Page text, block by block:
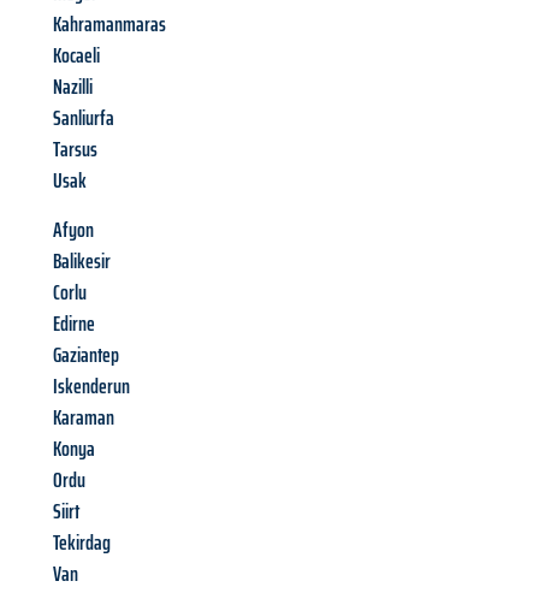
Kahramanmaras
Kocaeli
Nazilli
Sanliurfa
Tarsus
Usak
Afyon
Balikesir
Corlu
Edirne
Gaziantep
Iskenderun
Karaman
Konya
Ordu
Siirt
Tekirdag
Van